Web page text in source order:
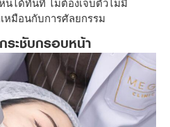
นได้ทันที ไม่ต้องเจ็บตัวไม่มี
หมือนกับการศัลยกรรม
ะชับกรอบหน้า